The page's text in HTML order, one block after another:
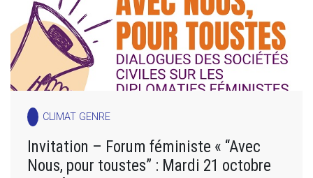
CLIMAT GENRE
Invitation – Forum féministe « “Avec
Nous, pour toustes” : Mardi 21 octobre